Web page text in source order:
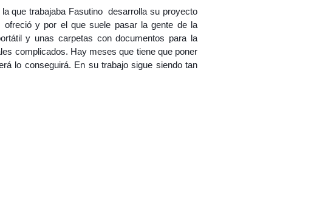
que trabajaba Fasutino desarrolla su proyecto
ofreció y por el que suele pasar la gente de la
y unas carpetas con documentos para la
complicados. Hay meses que tiene que poner
lo conseguirá. En su trabajo sigue siendo tan